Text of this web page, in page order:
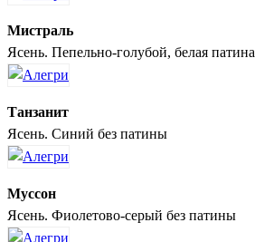
Мистраль
Ясень. Пепельно-голубой, белая патина
Танзанит
Ясень. Синий без патины
Муссон
Ясень. Фиолетово-серый без патины